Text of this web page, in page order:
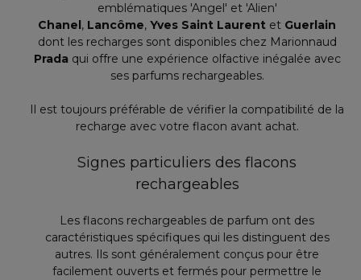
emblématiques 'Angel' et 'Alien'
Chanel, Lancôme, Yves Saint Laurent et Guerlain
dont les recharges sont disponibles chez Marionnaud
Pradaqui offre une expérience olfactive inégalée avec
ses parfums rechargeables.
Il est toujours préférable de vérifier la compatibilité de la
recharge avec votre flacon avant achat.
Signes particuliers des flacons
rechargeables
Les flacons rechargeables de parfum ont des
caractéristiques spécifiques qui les distinguent des
autres. Ils sont généralement conçus pour être
facilement ouverts et fermés pour permettre le